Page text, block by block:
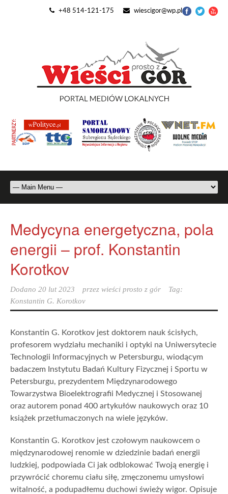
+48 514-121-175 wiescigor@wp.pl
Medycyna energetyczna, pola
energii – prof. Konstantin
Korotkov
Dodano 20 lut 2023 przez wieści prosto z gór
Tag:
Konstantin G. Korotkov
Konstantin G. Korotkov jest doktorem nauk ścisłych,
profesorem wydziału mechaniki i optyki na Uniwersytecie
Technologii Informacyjnych w Petersburgu, wiodącym
badaczem Instytutu Badań Kultury Fizycznej i Sportu w
Petersburgu, prezydentem Międzynarodowego
Towarzystwa Bioelektrografii Medycznej i Stosowanej
oraz autorem ponad 400 artykułów naukowych oraz 10
książek przetłumaczonych na wiele języków.
Konstantin G. Korotkov jest czołowym naukowcem o
międzynarodowej renomie w dziedzinie badań energii
ludzkiej, podpowiada Ci jak odblokować Twoją energię i
przywrócić choremu ciału siłę, zmęczonemu umysłowi
witalność, a podupadłemu duchowi świeży wigor. Opisuje